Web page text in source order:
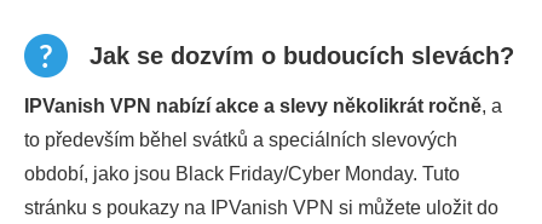
Jak se dozvím o budoucích slevách?
IPVanish VPN nabízí akce a slevy několikrát ročně, a
to především běhel svátků a speciálních slevových
období, jako jsou Black Friday/Cyber Monday. Tuto
stránku s poukazy na IPVanish VPN si můžete uložit do